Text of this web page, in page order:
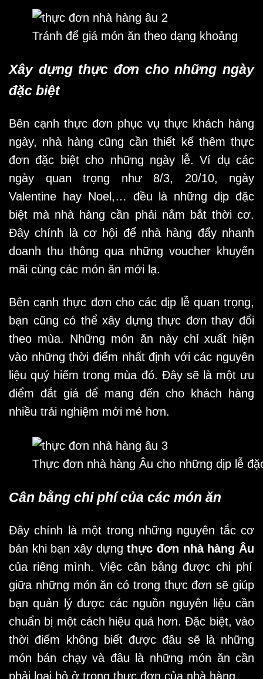
Tránh để giá món ăn theo dạng khoảng
Xây dựng thực đơn cho những ngày
đặc biệt
Bên cạnh thực đơn phục vụ thực khách hàng
ngày, nhà hàng cũng cần thiết kế thêm thực
đơn đặc biệt cho những ngày lễ. Ví dụ các
ngày quan trọng như 8/3, 20/10, ngày
Valentine hay Noel,… đều là những dịp đặc
biệt mà nhà hàng cần phải nắm bắt thời cơ.
Đây chính là cơ hội để nhà hàng đẩy nhanh
doanh thu thông qua những voucher khuyến
mãi cùng các món ăn mới lạ.
Bên cạnh thực đơn cho các dịp lễ quan trọng,
bạn cũng có thể xây dựng thực đơn thay đổi
theo mùa. Những món ăn này chỉ xuất hiện
vào những thời điểm nhất định với các nguyên
liệu quý hiếm trong mùa đó. Đây sẽ là một ưu
điểm đắt giá để mang đến cho khách hàng
nhiều trải nghiệm mới mẻ hơn.
Thực đơn nhà hàng Âu cho những dịp lễ
Cân bằng chi phí của các món ăn
Đây chính là một trong những nguyên tắc cơ
bản khi bạn xây dựngthực đơn nhà hàng Âu
của riêng mình. Việc cân bằng được chi phí
giữa những món ăn có trong thực đơn sẽ giúp
bạn quản lý được các nguồn nguyên liệu cần
chuẩn bị một cách hiệu quả hơn. Đặc biệt, vào
thời điểm không biết được đâu sẽ là những
món bán chạy và đâu là những món ăn cần
phải loại bỏ ở trong thực đơn của nhà hàng.